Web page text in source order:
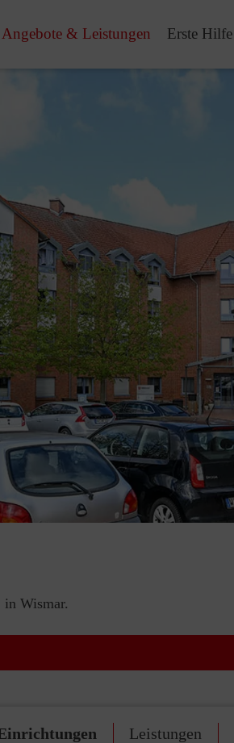
Angebote & Leistungen Erste Hilfe
Wismar.
Leistungen